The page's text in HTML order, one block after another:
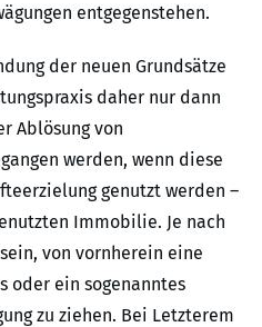
entgegenstehen.
der neuen Grundsätze
daher nur dann
Ablösung von
werden, wenn diese
genutzt werden –
Immobilie. Je nach
von vornherein eine
oder ein sogenanntes
zu ziehen. Bei Letzterem